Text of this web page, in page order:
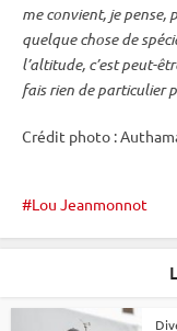
me convient, je pense,
quelque chose de
l’altitude, c’est peut-
fais rien de particulier
Crédit photo :
Lou Jeanmonnot